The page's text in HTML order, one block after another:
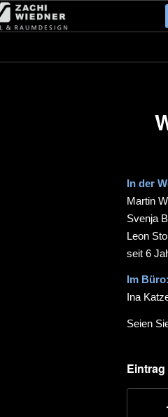
In der
Martin
Svenja
Leon
seit 6
Im Büro:
Ina
Seien
Eintrag